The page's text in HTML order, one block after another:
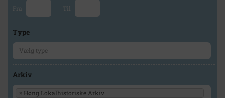
Fra Til
Type
Arkiv
× Høng Lokalhistoriske Arkiv